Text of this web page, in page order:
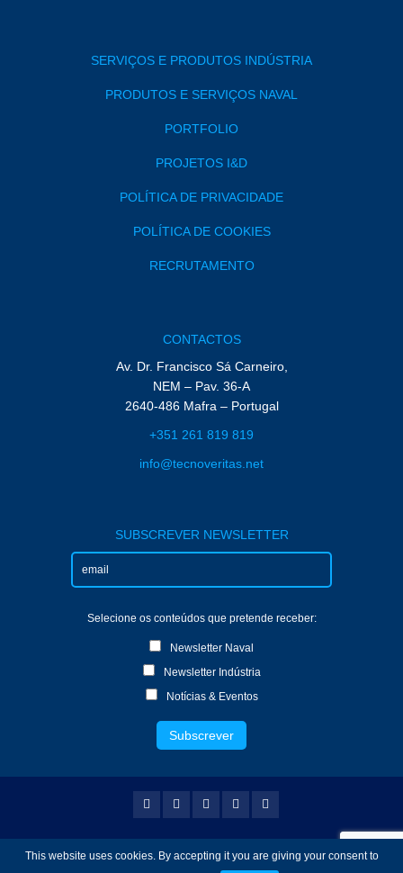
SERVIÇOS E PRODUTOS INDÚSTRIA
PRODUTOS E SERVIÇOS NAVAL
PORTFOLIO
PROJETOS I&D
POLÍTICA DE PRIVACIDADE
POLÍTICA DE COOKIES
RECRUTAMENTO
CONTACTOS
Av. Dr. Francisco Sá Carneiro,
NEM – Pav. 36-A
2640-486 Mafra – Portugal
+351 261 819 819
info@tecnoveritas.net
SUBSCREVER NEWSLETTER
Selecione os conteúdos que pretende receber:
Newsletter Naval
Newsletter Indústria
Notícias & Eventos
Copyright © 2024 TecnoVeritas - Serviços de
This website uses cookies. By accepting it you are giving your consent to